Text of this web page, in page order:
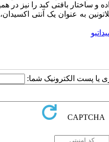
به عنوان یک آنتی
یا پست الکترونیک شما: